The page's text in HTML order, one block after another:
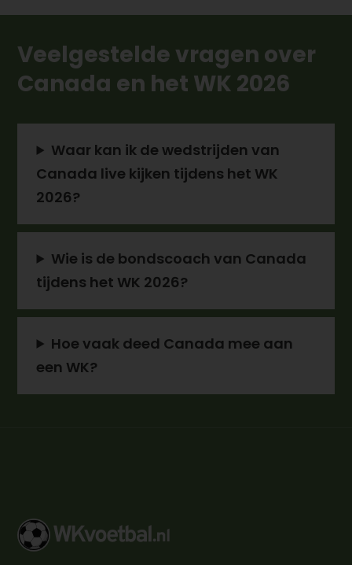
Veelgestelde vragen over
Canada en het WK 2026
Waar kan ik de wedstrijden van
Canada live kijken tijdens het WK
2026?
Wie is de bondscoach van Canada
tijdens het WK 2026?
Hoe vaak deed Canada mee aan
een WK?